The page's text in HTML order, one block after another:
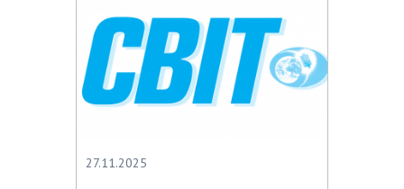
27.11.2025